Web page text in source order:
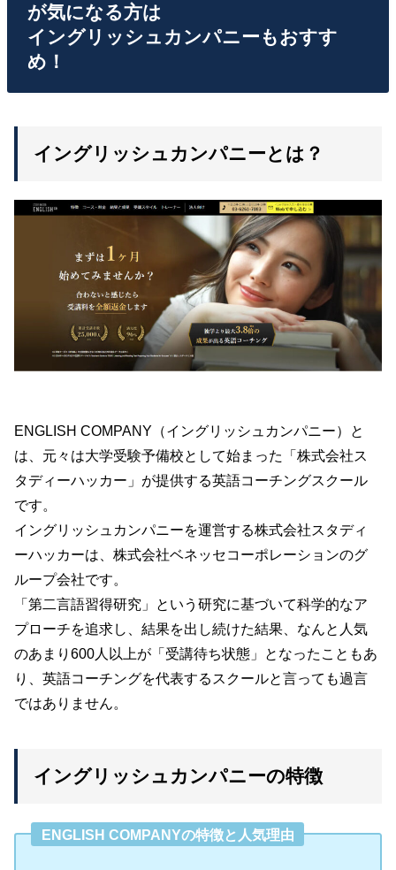
が気になる方は
イングリッシュカンパニーもおすす
め！
イングリッシュカンパニーとは？
ENGLISH COMPANY（イングリッシュカンパニー）と
は、元々は大学受験予備校として始まった「株式会社ス
タディーハッカー」が提供する英語コーチングスクール
です。
イングリッシュカンパニーを運営する株式会社スタディ
ーハッカーは、株式会社ベネッセコーポレーションのグ
ループ会社です。
「第二言語習得研究」という研究に基づいて科学的なア
プローチを追求し、結果を出し続けた結果、なんと人気
のあまり600人以上が「受講待ち状態」となったこともあ
り、英語コーチングを代表するスクールと言っても過言
ではありません。
イングリッシュカンパニーの特徴
ENGLISH COMPANYの特徴と人気理由